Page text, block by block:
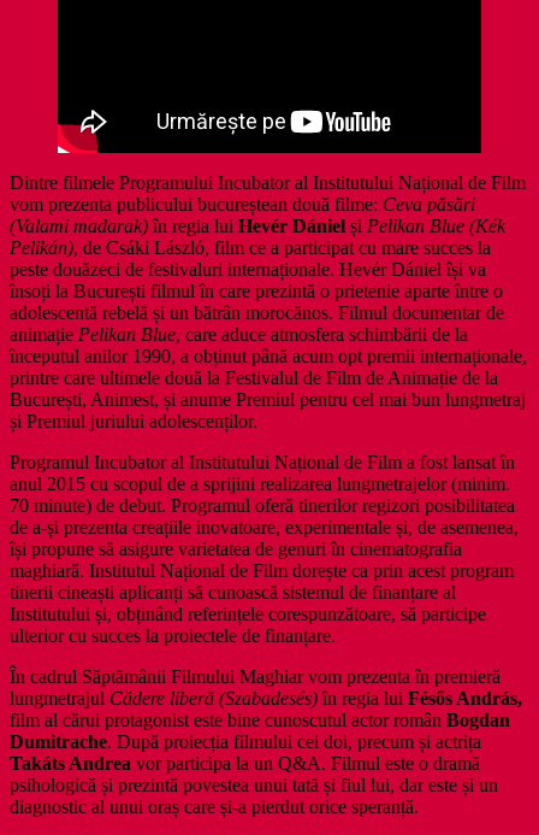
Dintre filmele Programului Incubator al Institutului Național de Film
vom prezenta publicului bucureștean două filme: Ceva păsări
(Valami madarak)în regia lui Hevér Dániel și Pelikan Blue (Kék
Pelikán), de Csáki László, film ce a participat cu mare succes la
peste douăzeci de festivaluri internaționale. Hevér Dániel își va
însoți la București filmul în care prezintă o prietenie aparte între o
adolescentă rebelă și un bătrân morocănos. Filmul documentar de
animație Pelikan Blue, care aduce atmosfera schimbării de la
începutul anilor 1990, a obținut până acum opt premii internaționale,
printre care ultimele două la Festivalul de Film de Animație de la
București, Animest, și anume Premiul pentru cel mai bun lungmetraj
și Premiul juriului adolescenților.
Programul Incubator al Institutului Național de Film a fost lansat în
anul 2015 cu scopul de a sprijini realizarea lungmetrajelor (minim.
70 minute) de debut. Programul oferă tinerilor regizori posibilitatea
de a-și prezenta creațiile inovatoare, experimentale și, de asemenea,
își propune să asigure varietatea de genuri în cinematografia
maghiară. Institutul Național de Film dorește ca prin acest program
tinerii cineaști aplicanți să cunoască sistemul de finanțare al
Institutului și, obținând referințele corespunzătoare, să participe
ulterior cu succes la proiectele de finanțare.
În cadrul Săptămânii Filmului Maghiar vom prezenta în premieră
lungmetrajul Cădere liberă (Szabadesés)în regia lui Fésős András,
film al cărui protagonist este bine cunoscutul actor român Bogdan
Dumitrache. După proiecția filmului cei doi, precum și actrița
Takáts Andrea vor participa la un Q&A. Filmul este o dramă
psihologică și prezintă povestea unui tată și fiul lui, dar este și un
diagnostic al unui oraș care și-a pierdut orice speranță.